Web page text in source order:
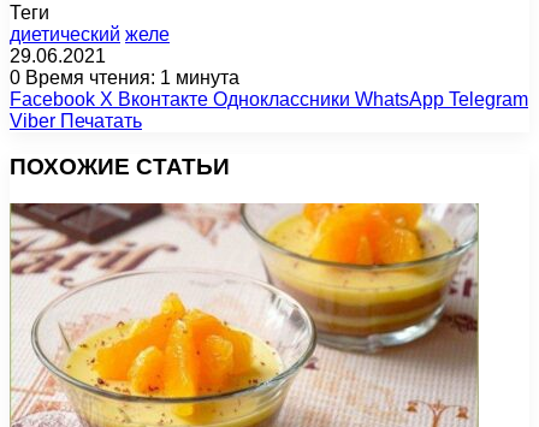
Теги
диетический желе
29.06.2021
0 Время чтения: 1 минута
Facebook X Вконтакте Одноклассники WhatsApp Telegram
Viber Печатать
ПОХОЖИЕ СТАТЬИ